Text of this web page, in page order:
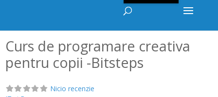
Curs de programare creativa
pentru copii -Bitsteps
Nicio recenzie